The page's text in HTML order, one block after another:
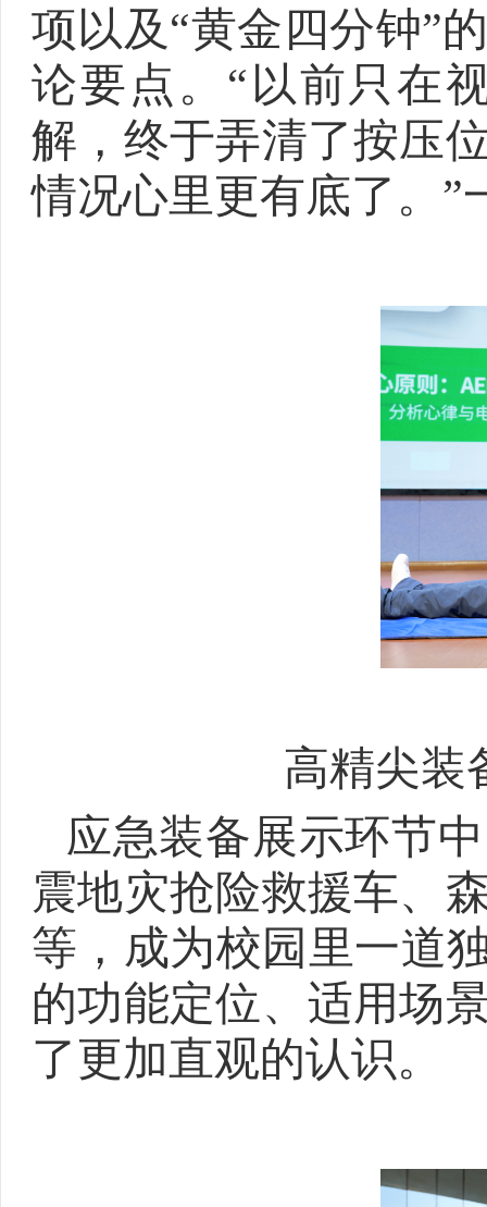
项以及 “黄金四分钟”
论要点。“以前只在
解，终于弄清了按压
情况心里更有底了。”
高精尖装
应急装备展示环节
震地灾抢险救援车、
等，成为校园里一道
的功能定位、适用场
了更加直观的认识。